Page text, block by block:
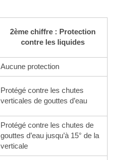
2ème chiffre : Protection
contre les liquides
Aucune protection
Protégé contre les chutes
verticales de gouttes d’eau
Protégé contre les chutes de
gouttes d’eau jusqu’à 15° de la
verticale